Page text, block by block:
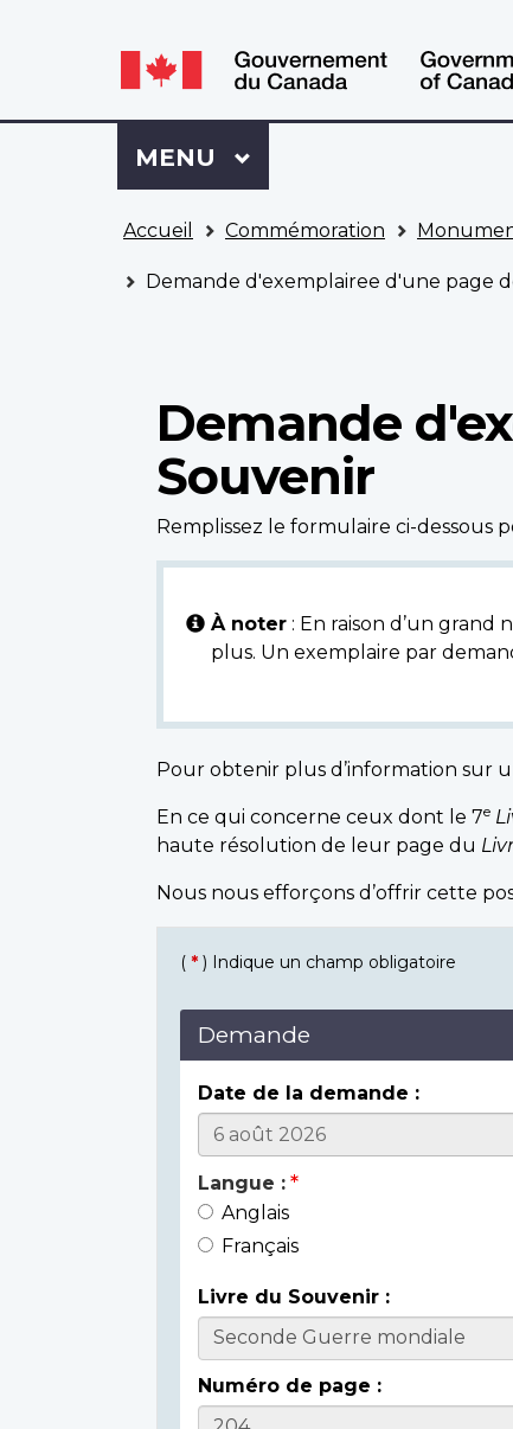
Language
switcher
Language
switcher
Se
connecter
à
Dossier
ACC
Menu
MENU PRINCIPAL
Accueil Commémoration
Demande d'exemplairee d'une page
Demande
Souvenir
Remplissez le formulaire ci-dessous
À noter : En raison d’un grand
plus. Un exemplaire par
Pour obtenir plus d’information sur
En ce qui concerne ceux dont le 7e
haute résolution de leur page du
Nous nous efforçons d’offrir cette
( * ) Indique un champ obligatoire
Demande
Date de la demande :
Langue :
Anglais
Français
Livre du Souvenir :
Numéro de page :